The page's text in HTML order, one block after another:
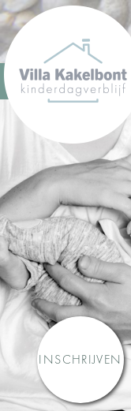
INSCHRIJVEN